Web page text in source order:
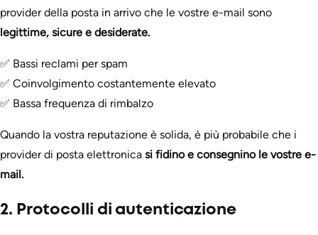
provider della posta in arrivo che le vostre e-mail sono
legittime, sicure e desiderate.
✅ Bassi reclami per spam
✅ Coinvolgimento costantemente elevato
✅ Bassa frequenza di rimbalzo
Quando la vostra reputazione è solida, è più probabile che i
provider di posta elettronica si fidino e consegnino le vostre e-
mail.
2. Protocolli di autenticazione